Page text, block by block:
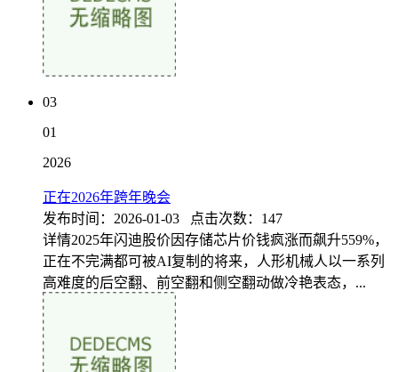
03
01
2026
正在2026年跨年晚会
发布时间：2026-01-03 点击次数：147
详情2025年闪迪股价因存储芯片价钱疯涨而飙升559%，
正在不完满都可被AI复制的将来，人形机械人以一系列
高难度的后空翻、前空翻和侧空翻动做冷艳表态，...